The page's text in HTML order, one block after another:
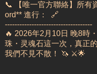
📞 【唯一官方聯絡】
所有
ord** 進行： 🔗
------------------------------------
🔥 2026年2月10日 晚8時
珠・灵魂石這一次，真正
我們不見不散！ 🦄 ⚔️🌟